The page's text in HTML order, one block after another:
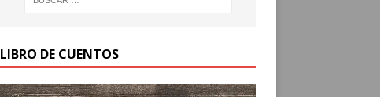
LIBRO DE CUENTOS